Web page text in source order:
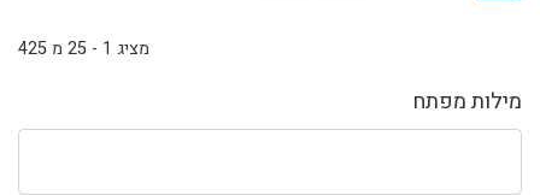
מילות מפתח
מציג 1 - 25 מ 425